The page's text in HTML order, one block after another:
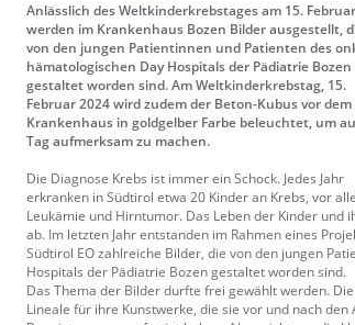
Anlässlich des Weltkinderkrebstages am 15. Februar
werden im Krankenhaus Bozen Bilder ausgestellt,
von den jungen Patientinnen und Patienten des
hämatologischen Day Hospitals der Pädiatrie Bozen
gestaltet worden sind. Am Weltkinderkrebstag, 15.
Februar 2024 wird zudem der Beton-Kubus vor dem
Krankenhaus in goldgelber Farbe beleuchtet, um
Tag aufmerksam zu machen.
Die Diagnose Krebs ist immer ein Schock. Jedes Jahr
erkranken in Südtirol etwa 20 Kinder an Krebs, vor
Leukämie und Hirntumor. Das Leben der Kinder
ab. Im letzten Jahr entstanden im Rahmen eines
Südtirol EO zahlreiche Bilder, die von den jungen
Hospitals der Pädiatrie Bozen gestaltet worden sind.
Das Thema der Bilder durfte frei gewählt werden.
Lineale für ihre Kunstwerke, die sie vor und nach